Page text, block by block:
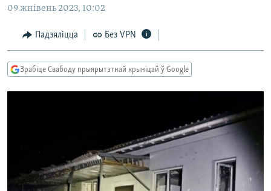
Перайсьці
пошукуБЕЛАРУСЫ НА ВАЙНЕ
ПАЛІТВЯЗЬНІ
АЎДЫЁКНІГІ
PREMIUM
TWITTER
Усе сайты РС/РСЭ
09 жнівень 2023, 10:02
Падзяліцца Без VPN
Зрабіце Свабоду прыярытэтнай крыніцай ў Google